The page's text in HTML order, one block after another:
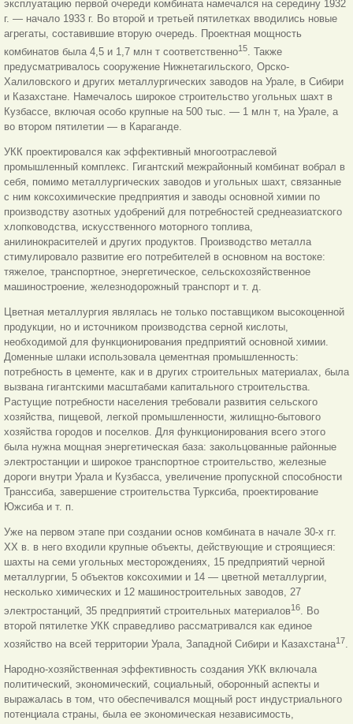
эксплуатацию первой очереди комбината намечался на середину 1932
г. — начало 1933 г. Во второй и третьей пятилетках вводились новые
агрегаты, составившие вторую очередь. Проектная мощность
комбинатов была 4,5 и 1,7 млн т соответственно15. Также
предусматривалось сооружение Нижнетагильского, Орско-
Халиловского и других металлургических заводов на Урале, в Сибири
и Казахстане. Намечалось широкое строительство угольных шахт в
Кузбассе, включая особо крупные на 500 тыс. — 1 млн т, на Урале, а
во втором пятилетии — в Караганде.
УКК проектировался как эффективный многоотраслевой
промышленный комплекс. Гигантский межрайонный комбинат вобрал в
себя, помимо металлургических заводов и угольных шахт, связанные
с ним коксохимические предприятия и заводы основной химии по
производству азотных удобрений для потребностей среднеазиатского
хлопководства, искусственного моторного топлива,
анилинокрасителей и других продуктов. Производство металла
стимулировало развитие его потребителей в основном на востоке:
тяжелое, транспортное, энергетическое, сельскохозяйственное
машиностроение, железнодорожный транспорт и т. д.
Цветная металлургия являлась не только поставщиком высокоценной
продукции, но и источником производства серной кислоты,
необходимой для функционирования предприятий основной химии.
Доменные шлаки использовала цементная промышленность:
потребность в цементе, как и в других строительных материалах, была
вызвана гигантскими масштабами капитального строительства.
Растущие потребности населения требовали развития сельского
хозяйства, пищевой, легкой промышленности, жилищно-бытового
хозяйства городов и поселков. Для функционирования всего этого
была нужна мощная энергетическая база: закольцованные районные
электростанции и широкое транспортное строительство, железные
дороги внутри Урала и Кузбасса, увеличение пропускной способности
Транссиба, завершение строительства Турксиба, проектирование
Южсиба и т. п.
Уже на первом этапе при создании основ комбината в начале 30-х гг.
ХХ в. в него входили крупные объекты, действующие и строящиеся:
шахты на семи угольных месторождениях, 15 предприятий черной
металлургии, 5 объектов коксохимии и 14 — цветной металлургии,
несколько химических и 12 машиностроительных заводов, 27
электростанций, 35 предприятий строительных материалов16
. Во
второй пятилетке УКК справедливо рассматривался как единое
хозяйство на всей территории Урала, Западной Сибири и Казахстана17
Народно-хозяйственная эффективность создания УКК включала
политический, экономический, социальный, оборонный аспекты и
выражалась в том, что обеспечивался мощный рост индустриального
потенциала страны, была ее экономическая независимость,